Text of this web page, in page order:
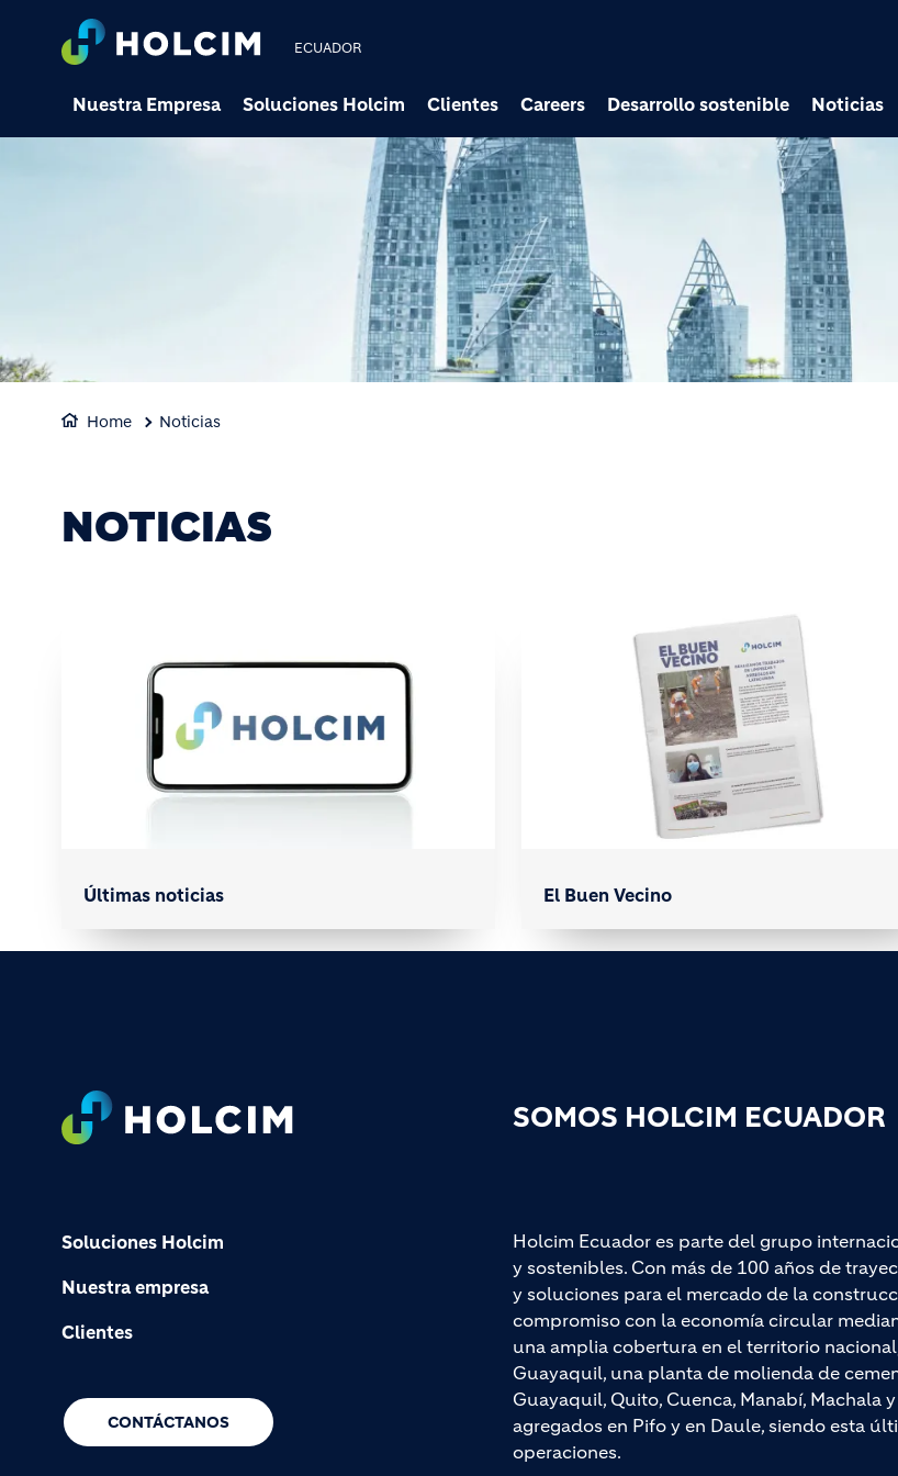
ECUADOR
Nuestra Empresa Soluciones Holcim Clientes Careers Desarrollo sostenible Noticias
Home Noticias
NOTICIAS
Últimas noticias El Buen Vecino
SOMOS HOLCIM ECUADOR
Soluciones Holcim
Nuestra empresa
Clientes
CONTÁCTANOS
Holcim Ecuador es parte del grupo
y sostenibles. Con más de 100 años de
y soluciones para el mercado de la
compromiso con la economía circular
una amplia cobertura en el territorio
Guayaquil, una planta de molienda de
Guayaquil, Quito, Cuenca, Manabí,
agregados en Pifo y en Daule, siendo esta
operaciones.